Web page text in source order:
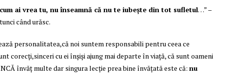
ai vrea tu, nu înseamnă că nu te iubeşte din tot sufletul…” –
când urăsc.
personalitatea,că noi suntem responsabili pentru ceea ce
corecţi,sinceri cu ei înşişi ajung mai departe în viaţă, că sunt oameni
învăţ multe dar singura lecţie prea bine învăţată este că: nu